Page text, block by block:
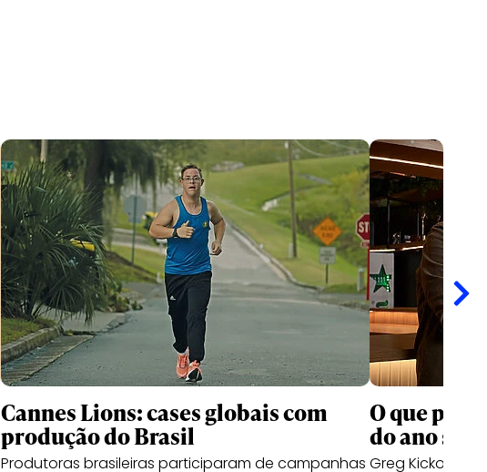
Cannes Lions: cases globais com
produção do Brasil
Produtoras brasileiras participaram de campanhas
O que
do ano
Greg Kickow e